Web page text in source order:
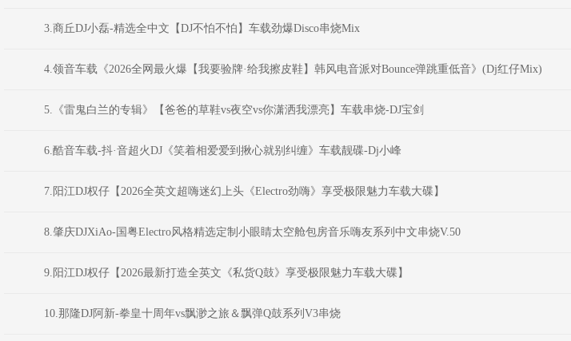
3.商丘DJ小磊-精选全中文【DJ不怕不怕】车载劲爆Disco串烧Mix
4.领音车载《2026全网最火爆【我要验牌·给我擦皮鞋】韩风电音派对Bounce弹跳重低音》(Dj红仔Mix)
5.《雷鬼白兰的专辑》【爸爸的草鞋vs夜空vs你潇洒我漂亮】车载串烧-DJ宝剑
6.酷音车载-抖·音超火DJ《笑着相爱爱到揪心就别纠缠》车载靓碟-Dj小峰
7.阳江DJ权仔【2026全英文超嗨迷幻上头《Electro劲嗨》享受极限魅力车载大碟】
8.肇庆DJXiAo-国粤Electro风格精选定制小眼睛太空舱包房音乐嗨友系列中文串烧V.50
9.阳江DJ权仔【2026最新打造全英文《私货Q鼓》享受极限魅力车载大碟】
10.那隆DJ阿新-拳皇十周年vs飘渺之旅＆飘弹Q鼓系列V3串烧